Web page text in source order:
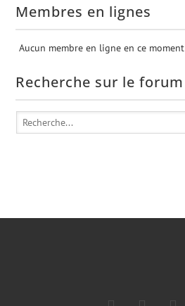
Membres en lignes
Aucun membre en ligne en ce moment
Recherche sur le forum